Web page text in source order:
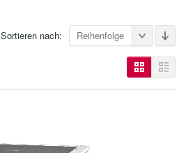
Sortieren nach: Reihenfolge